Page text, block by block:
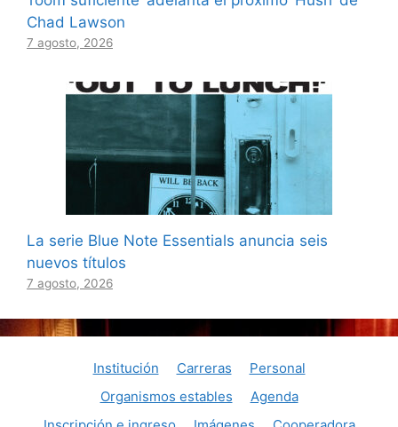
Chad Lawson
7 agosto, 2026
La serie Blue Note Essentials anuncia seis
nuevos títulos
7 agosto, 2026
Institución Carreras
Personal
Organismos estables
Agenda